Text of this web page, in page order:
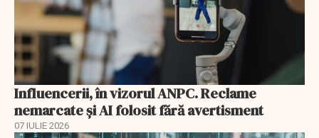
Influencerii, în vizorul ANPC. Reclame
nemarcate și AI folosit fără avertisment
07 IULIE 2026